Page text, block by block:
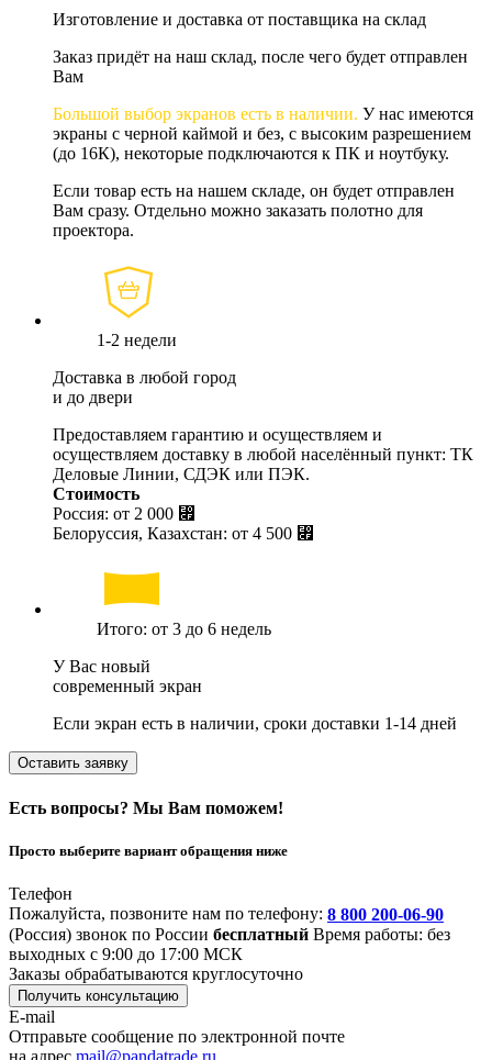
Изготовление и доставка от поставщика на склад
Заказ придёт на наш склад, после чего будет отправлен
Вам
Большой выбор экранов есть в наличии. У нас имеются
экраны с черной каймой и без, с высоким разрешением
(до 16К), некоторые подключаются к ПК и ноутбуку.
Если товар есть на нашем складе, он будет отправлен
Вам сразу. Отдельно можно заказать полотно для
проектора.
1-2 недели
Доставка в любой город
и до двери
Предоставляем гарантию и осуществляем и
осуществляем доставку в любой населённый пункт: ТК
Деловые Линии, СДЭК или ПЭК.
Стоимость
Россия: от 2 000 ⃏
Белоруссия, Казахстан: от 4 500 ⃏
Итого: от 3 до 6 недель
У Вас новый
современный экран
Если экран есть в наличии, сроки доставки 1-14 дней
Оставить заявку
Есть вопросы? Мы Вам поможем!
Просто выберите вариант обращения ниже
Телефон
Пожалуйста, позвоните нам по телефону: 8 800 200-06-90
(Россия) звонок по России бесплатный Время работы: без
выходных с 9:00 до 17:00 МСК
Заказы обрабатываются круглосуточно
Получить консультацию
E-mail
Отправьте сообщение по электронной почте